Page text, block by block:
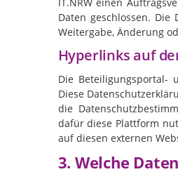
Daten geschlossen.
Weitergabe, Änderung
Hyperlinks auf
Die Beteiligungsportal-
Diese
die
dafür diese Plattform
auf diesen externen
3. Welche